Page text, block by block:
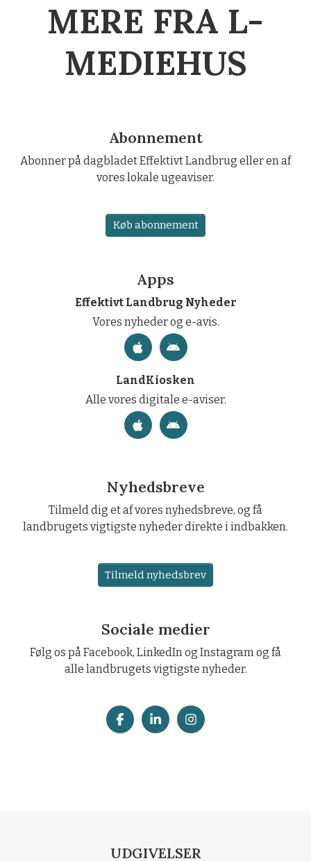
MERE FRA L-
MEDIEHUS
Abonnement
Abonner på dagbladet Effektivt Landbrug eller en af
vores lokale ugeaviser.
Køb abonnement
Apps
Effektivt Landbrug Nyheder
Vores nyheder og e-avis.
LandKiosken
Alle vores digitale e-aviser.
Nyhedsbreve
Tilmeld dig et af vores nyhedsbreve, og få
landbrugets vigtigste nyheder direkte i indbakken.
Tilmeld nyhedsbrev
Sociale medier
Følg os på Facebook, LinkedIn og Instagram og få
alle landbrugets vigtigste nyheder.
UDGIVELSER